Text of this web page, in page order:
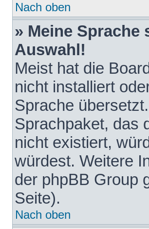
Nach oben
» Meine
Auswahl!
Meist hat die
nicht installiert
Sprache
Sprachpaket, das
nicht existiert,
würdest. Weitere
der phpBB Group
Seite).
Nach oben